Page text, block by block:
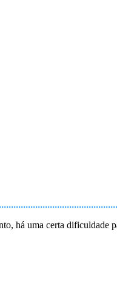
há uma certa dificuldade